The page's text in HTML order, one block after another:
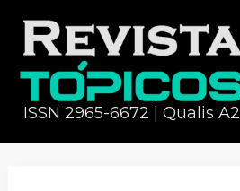
ISSN 2965-6672 | Qualis A2